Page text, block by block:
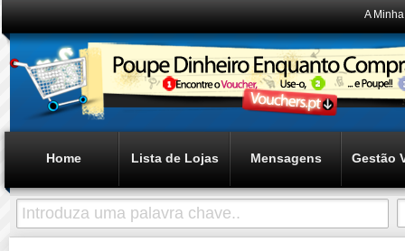
A
Home Lista de Lojas Mensagens Gestão